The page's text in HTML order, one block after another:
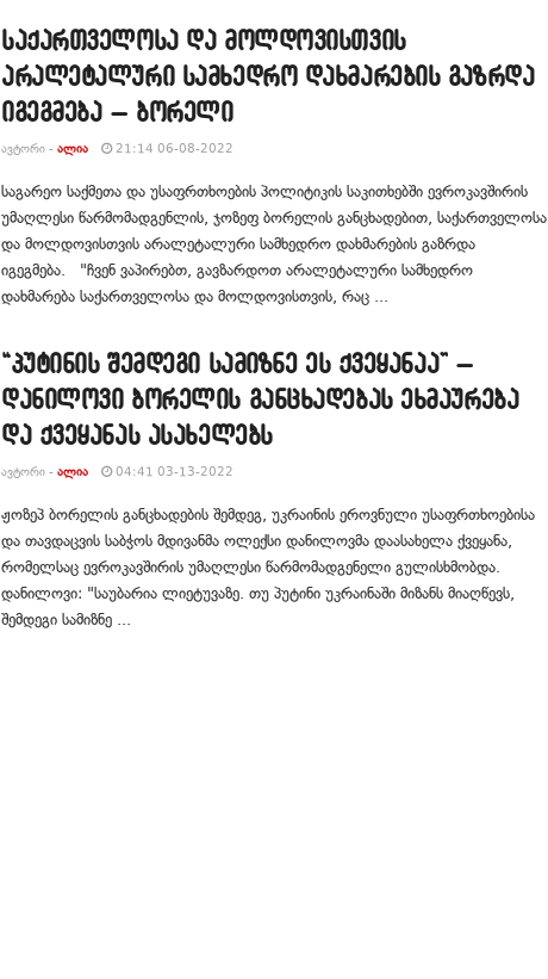
საქართველოსა და მოლდოვისთვის
არალეტალური სამხედრო დახმარების გაზრდა
იგეგმება – ბორელი
ᲐᲕᲢᲝᲠᲘ - ᲐᲚᲘᲐ 21:14 06-08-2022
საგარეო საქმეთა და უსაფრთხოების პოლიტიკის საკითხებში ევროკავშირის
უმაღლესი წარმომადგენლის, ჯოზეფ ბორელის განცხადებით, საქართველოსა
და მოლდოვისთვის არალეტალური სამხედრო დახმარების გაზრდა
იგეგმება. "ჩვენ ვაპირებთ, გავზარდოთ არალეტალური სამხედრო
დახმარება საქართველოსა და მოლდოვისთვის, რაც ...
“პუტინის შემდეგი სამიზნე ეს ქვეყანაა” –
დანილოვი ბორელის განცხადებას ეხმაურება
და ქვეყანას ასახელებს
ᲐᲕᲢᲝᲠᲘ - ᲐᲚᲘᲐ 04:41 03-13-2022
ჟოზეპ ბორელის განცხადების შემდეგ, უკრაინის ეროვნული უსაფრთხოებისა
და თავდაცვის საბჭოს მდივანმა ოლექსი დანილოვმა დაასახელა ქვეყანა,
რომელსაც ევროკავშირის უმაღლესი წარმომადგენელი გულისხმობდა.
დანილოვი: "საუბარია ლიეტუვაზე. თუ პუტინი უკრაინაში მიზანს მიაღწევს,
შემდეგი სამიზნე ...